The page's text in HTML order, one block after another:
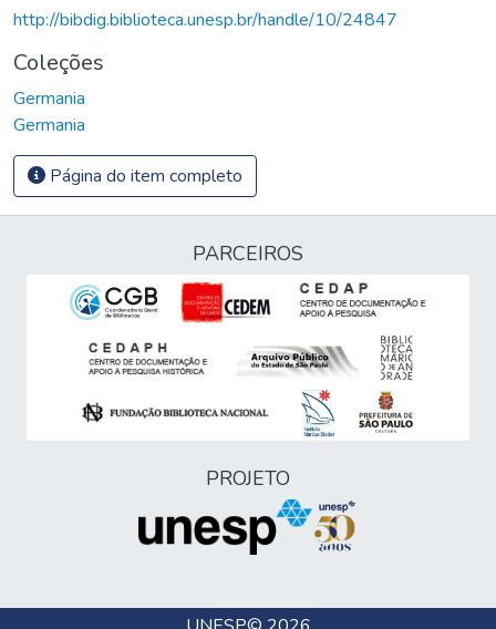
http://bibdig.biblioteca.unesp.br/handle/10/24847
Coleções
Germania
Germania
Página do item completo
PARCEIROS
PROJETO